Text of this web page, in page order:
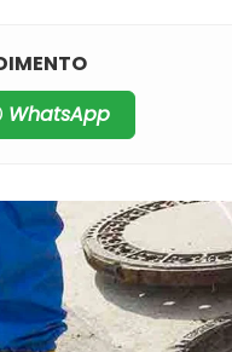
WhatsApp